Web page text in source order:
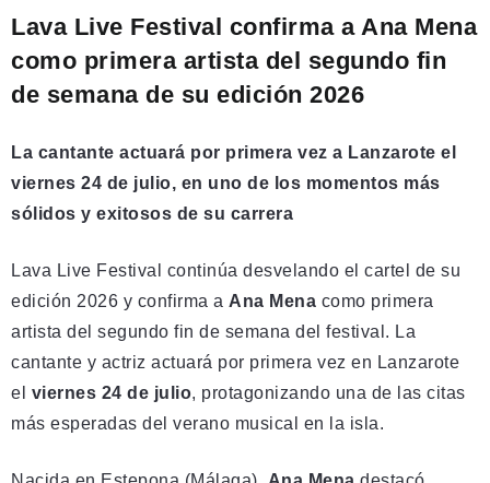
Lava Live Festival confirma a Ana Mena
como primera artista del segundo fin
de semana de su edición 2026
La cantante actuará por primera vez a Lanzarote el
viernes 24 de julio, en uno de los momentos más
sólidos y exitosos de su carrera
Lava Live Festival continúa desvelando el cartel de su
edición 2026 y confirma a Ana Mena como primera
artista del segundo fin de semana del festival. La
cantante y actriz actuará por primera vez en Lanzarote
el viernes 24 de julio, protagonizando una de las citas
más esperadas del verano musical en la isla.